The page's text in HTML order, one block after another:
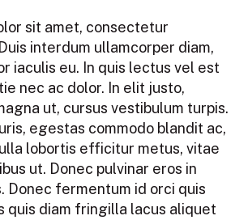
sit amet, consectetur
interdum ullamcorper diam,
iaculis eu. In quis lectus vel est
nec ac dolor. In elit justo,
ut, cursus vestibulum turpis.
egestas commodo blandit ac,
lobortis efficitur metus, vitae
ut. Donec pulvinar eros in
Donec fermentum id orci quis
quis diam fringilla lacus aliquet